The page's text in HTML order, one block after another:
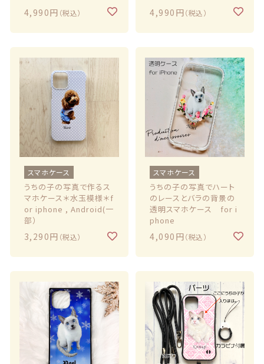
4,990円 （税込） 4,990円（税込）
スマホケース
うちの子の写真で作るス
マホケース＊水玉模様＊f
or iphone , Android(一
部）
3,290円 （税込）
スマホケース
うちの子の写真でハート
のレースとバラの背景の
透明スマホケース for i
phone
4,090円（税込）